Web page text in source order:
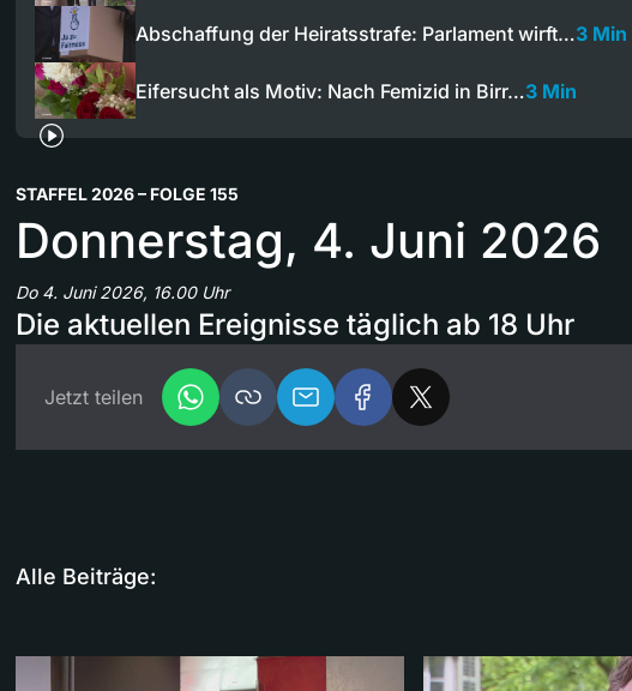
Abschaffung der Heiratsstrafe: Parlament wirft…3 Min
Eifersucht als Motiv: Nach Femizid in Birr…3 Min
STAFFEL 2026 – FOLGE 155
Donnerstag, 4. Juni 2026
Do 4. Juni 2026, 16.00 Uhr
Die aktuellen Ereignisse täglich ab 18 Uhr
Jetzt teilen
Alle Beiträge: